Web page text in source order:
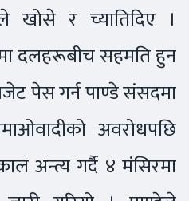
खोसे र च्यातिदिए ।
दलहरूबीच सहमति हुन
पेस गर्न पाण्डे संसदमा
अवरोधपछि
अन्त्य गर्दै ४ मंसिरमा